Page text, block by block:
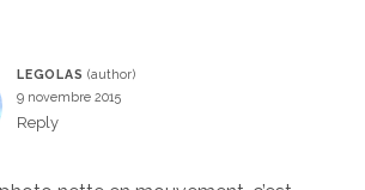
LEGOLAS
9 novembre 2015
Reply